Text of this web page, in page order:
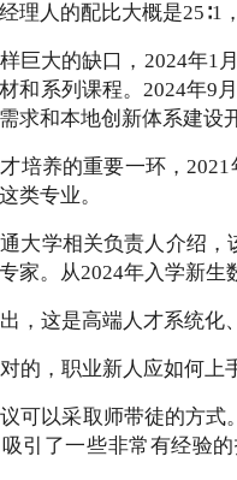
理人的配比大概是
巨大的缺口，2024年1
和系列课程。2024年9
求和本地创新体系建设
培养的重要一环，
类专业。
大学相关负责人介绍
家。从2024年入学新
，这是高端人才系统化
的，职业新人应如何上
可以采取师带徒的方
引了一些非常有经验